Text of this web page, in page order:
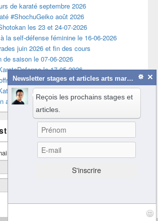
de karaté septembre 2026
#ShochuGeiko août 2026
les 23 et 24-07-2026
la self-défense féminine le 16-06-2026
juin 2026 et fin des cours
de saison le 07-06-2026
le 17-05-2026
Houzelle le 05-05-2026
le 11-05-2026
au karaté enfants du 7 au 11 avril 2026
et article
stages et articles de karaté.
Newsletter stages et articles arts martiaux
Reçois les prochains stages et
articles.